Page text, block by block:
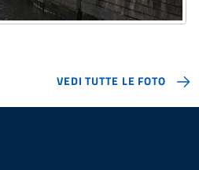
VEDI TUTTE LE FOTO